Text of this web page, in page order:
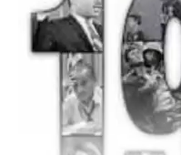
Jornadas de 24 de julho de 2021
20 de julho de 2021